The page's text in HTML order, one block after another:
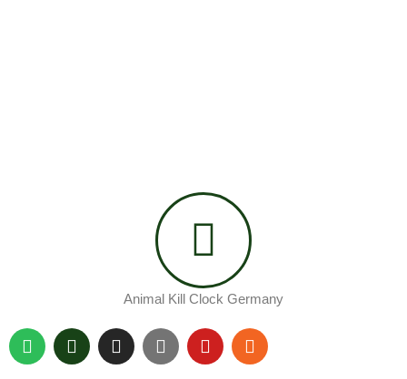
Animal Kill Clock Germany
S
p
P
o
I
n
Y
o
Y
o
R
s